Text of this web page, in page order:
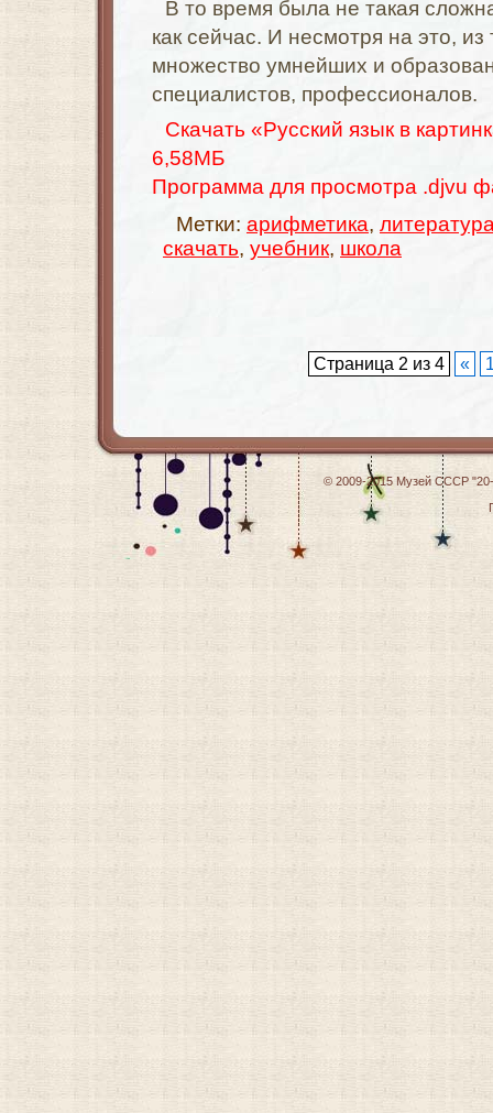
В то время была не такая
как сейчас. И несмотря на это,
множество умнейших и
специалистов, профессионалов.
Скачать «Русский язык в
6,58МБ
Программа для просмотра .djvu
Метки: арифметика,
скачать, учебник, школа
Страница 2 из 4 «
© 2009-2015 Музей СССР